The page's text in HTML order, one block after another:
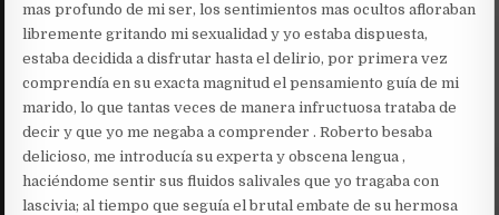
mas profundo de mi ser, los sentimientos mas ocultos afloraban
libremente gritando mi sexualidad y yo estaba dispuesta,
estaba decidida a disfrutar hasta el delirio, por primera vez
comprendía en su exacta magnitud el pensamiento guía de mi
marido, lo que tantas veces de manera infructuosa trataba de
decir y que yo me negaba a comprender . Roberto besaba
delicioso, me introducía su experta y obscena lengua ,
haciéndome sentir sus fluidos salivales que yo tragaba con
lascivia; al tiempo que seguía el brutal embate de su hermosa